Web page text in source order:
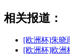
相关报道：
[欧洲杯]朱晓
[欧洲杯]欧洲